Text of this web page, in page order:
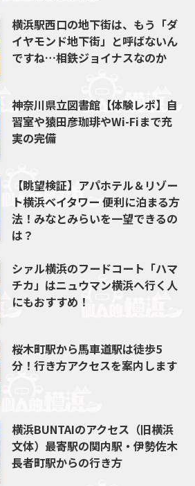
横浜駅西口の地下街は、もう「ダ
イヤモンド地下街」と呼ばないん
ですね…相鉄ジョイナスなのか
神奈川県立図書館【体験レポ】自
習室や猿田彦珈琲やWi-Fiまで充
実の完備
【眺望検証】アパホテル＆リゾー
ト横浜ベイタワー 便利に泊まる方
法！みなとみらいを一望できるの
は？
シァル横浜のフードコート「ハマ
チカ」はニュウマン横浜へ行く人
にもおすすめ！
桜木町駅から馬車道駅は徒歩5
分！行き方アクセスを案内します
横浜BUNTAIのアクセス（旧横浜
文体）最寄駅の関内駅・伊勢佐木
長者町駅からの行き方